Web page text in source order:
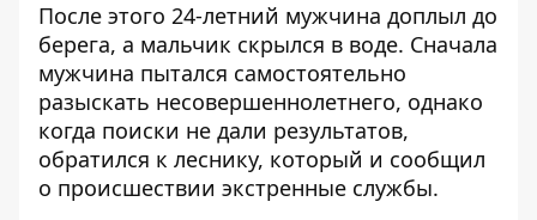
После этого 24-летний мужчина доплыл до
берега, а мальчик скрылся в воде. Сначала
мужчина пытался самостоятельно
разыскать несовершеннолетнего, однако
когда поиски не дали результатов,
обратился к леснику, который и сообщил
о происшествии экстренные службы.